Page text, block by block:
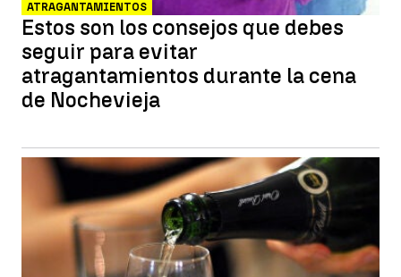
ATRAGANTAMIENTOS
Estos son los consejos que debes
seguir para evitar
atragantamientos durante la cena
de Nochevieja